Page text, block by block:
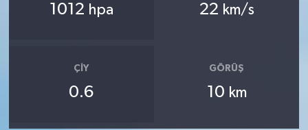
1012 hpa 22 km/s
ÇIY
0.6
GÖRÜŞ
10 km